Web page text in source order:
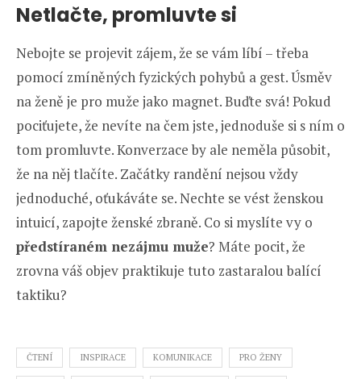
Netlačte, promluvte si
Nebojte se projevit zájem, že se vám líbí – třeba
pomocí zmíněných fyzických pohybů a gest. Úsměv
na ženě je pro muže jako magnet. Buďte svá! Pokud
pociťujete, že nevíte na čem jste, jednoduše si s ním o
tom promluvte. Konverzace by ale neměla působit,
že na něj tlačíte. Začátky randění nejsou vždy
jednoduché, oťukáváte se. Nechte se vést ženskou
intuicí, zapojte ženské zbraně. Co si myslíte vy o
předstíraném nezájmu muže? Máte pocit, že
zrovna váš objev praktikuje tuto zastaralou balící
taktiku?
ČTENÍ INSPIRACE KOMUNIKACE PRO ŽENY